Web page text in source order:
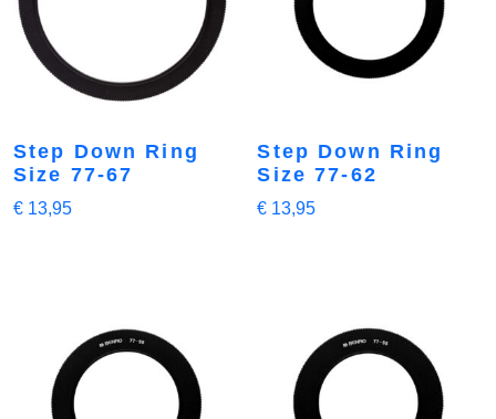
Step Down Ring
Size 77-67
€ 13,95
Step Down Ring
Size 77-62
€ 13,95